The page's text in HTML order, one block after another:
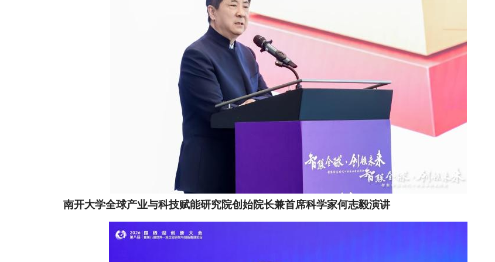
南开大学全球产业与科技赋能研究院创始院长兼首席科学家何志毅演讲